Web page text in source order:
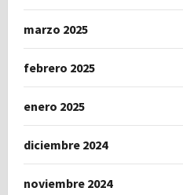
marzo 2025
febrero 2025
enero 2025
diciembre 2024
noviembre 2024